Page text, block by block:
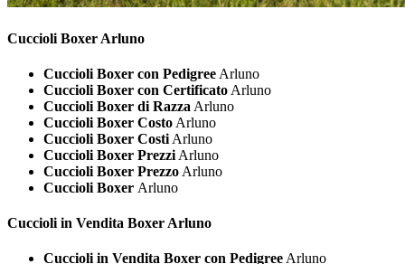
Cuccioli Boxer Arluno
Cuccioli Boxer con Pedigree Arluno
Cuccioli Boxer con Certificato Arluno
Cuccioli Boxer di Razza Arluno
Cuccioli Boxer Costo Arluno
Cuccioli Boxer Costi Arluno
Cuccioli Boxer Prezzi Arluno
Cuccioli Boxer Prezzo Arluno
Cuccioli Boxer Arluno
Cuccioli in Vendita Boxer Arluno
Cuccioli in Vendita Boxer con Pedigree Arluno